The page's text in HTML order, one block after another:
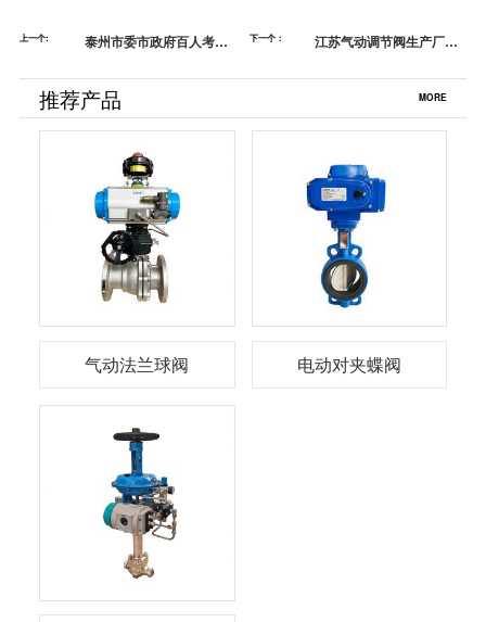
上一个:
泰州市委市政府百人考察
下一个：
江苏气动调节阀生产厂家
推荐产品 MORE
气动法兰球阀 电动对夹蝶阀